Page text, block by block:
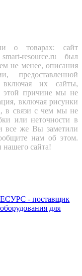
о товарах: сайт
resource.ru был
не менее, описания
предоставленной
включая их сайты,
этой причине мы не
включая рисунки
в связи с чем мы не
или неточности в
все же Вы заметили
нам об этом.
сайта!
- поставщик
для